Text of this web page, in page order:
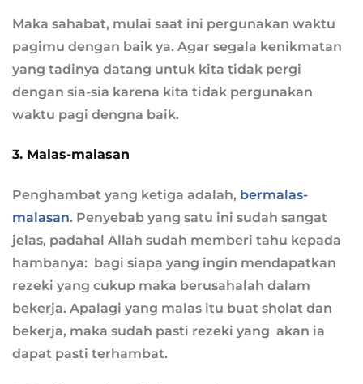
Maka sahabat, mulai saat ini pergunakan waktu
pagimu dengan baik ya. Agar segala kenikmatan
yang tadinya datang untuk kita tidak pergi
dengan sia-sia karena kita tidak pergunakan
waktu pagi dengna baik.
3. Malas-malasan
Penghambat yang ketiga adalah, bermalas-
malasan. Penyebab yang satu ini sudah sangat
jelas, padahal Allah sudah memberi tahu kepada
hambanya: bagi siapa yang ingin mendapatkan
rezeki yang cukup maka berusahalah dalam
bekerja. Apalagi yang malas itu buat sholat dan
bekerja, maka sudah pasti rezeki yang akan ia
dapat pasti terhambat.